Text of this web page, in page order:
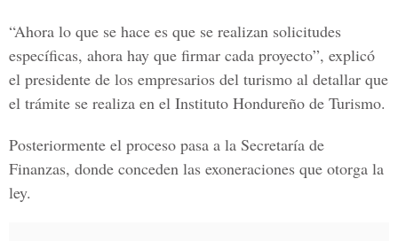
“Ahora lo que se hace es que se realizan solicitudes
específicas, ahora hay que firmar cada proyecto”, explicó
el presidente de los empresarios del turismo al detallar que
el trámite se realiza en el Instituto Hondureño de Turismo.
Posteriormente el proceso pasa a la Secretaría de
Finanzas, donde conceden las exoneraciones que otorga la
ley.